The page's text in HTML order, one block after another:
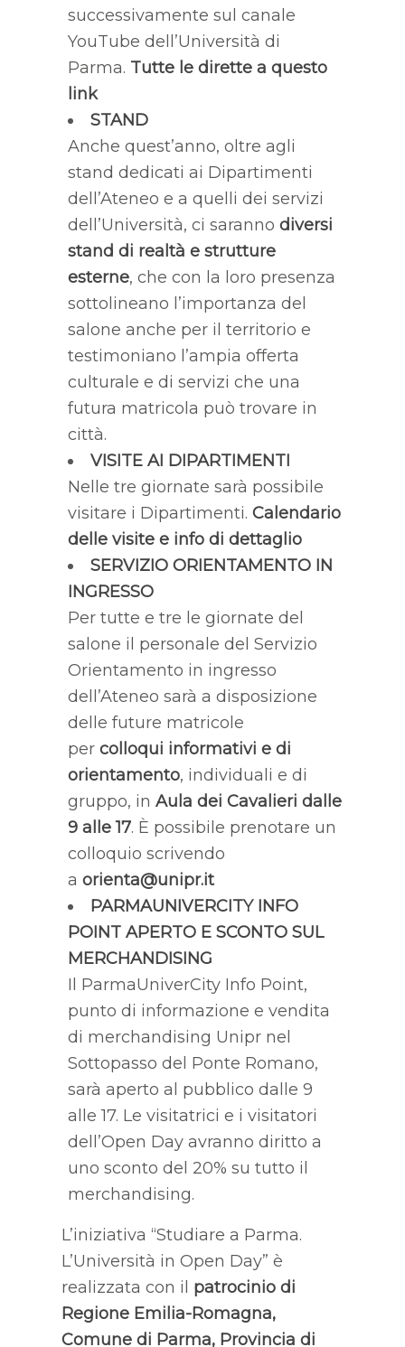
successivamente sul canale
YouTube dell’Università di
Parma. Tutte le dirette a questo
link
STAND
Anche quest’anno, oltre agli
stand dedicati ai Dipartimenti
dell’Ateneo e a quelli dei servizi
dell’Università, ci saranno diversi
stand di realtà e strutture
esterne, che con la loro presenza
sottolineano l’importanza del
salone anche per il territorio e
testimoniano l’ampia offerta
culturale e di servizi che una
futura matricola può trovare in
città.
VISITE AI DIPARTIMENTI
Nelle tre giornate sarà possibile
visitare i Dipartimenti. Calendario
delle visite e info di dettaglio
SERVIZIO ORIENTAMENTO IN
INGRESSO
Per tutte e tre le giornate del
salone il personale del Servizio
Orientamento in ingresso
dell’Ateneo sarà a disposizione
delle future matricole
per colloqui informativi e di
orientamento, individuali e di
gruppo, in Aula dei Cavalieri dalle
9 alle 17. È possibile prenotare un
colloquio scrivendo
a orienta@unipr.it
PARMAUNIVERCITY INFO
POINT APERTO E SCONTO SUL
MERCHANDISING
Il ParmaUniverCity Info Point,
punto di informazione e vendita
di merchandising Unipr nel
Sottopasso del Ponte Romano,
sarà aperto al pubblico dalle 9
alle 17. Le visitatrici e i visitatori
dell’Open Day avranno diritto a
uno sconto del 20% su tutto il
merchandising.
L’iniziativa “Studiare a Parma.
L’Università in Open Day” è
realizzata con il patrocinio di
Regione Emilia-Romagna,
Comune di Parma, Provincia di